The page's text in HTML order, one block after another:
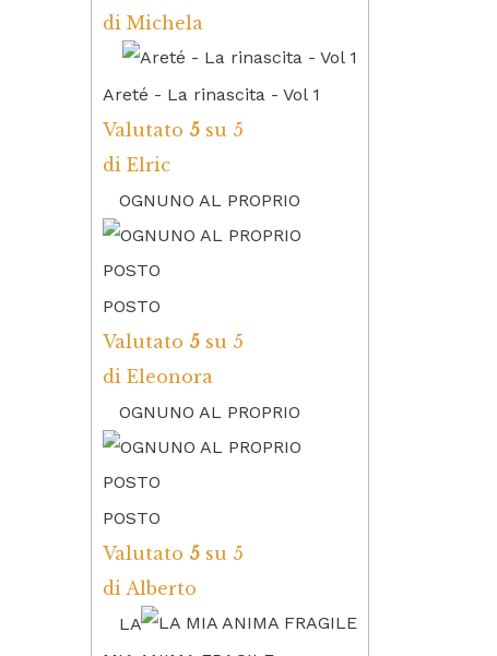
di Michela
Areté - La rinascita - Vol 1
Valutato 5 su 5
di Elric
OGNUNO AL PROPRIO
POSTO
Valutato 5 su 5
di Eleonora
OGNUNO AL PROPRIO
POSTO
Valutato 5 su 5
di Alberto
LA